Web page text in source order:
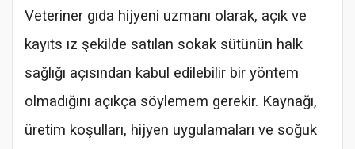
Veteriner gıda hijyeni uzmanı olarak, açık ve
kayıts ız şekilde satılan sokak sütünün halk
sağlığı açısından kabul edilebilir bir yöntem
olmadığını açıkça söylemem gerekir. Kaynağı,
üretim koşulları, hijyen uygulamaları ve soğuk